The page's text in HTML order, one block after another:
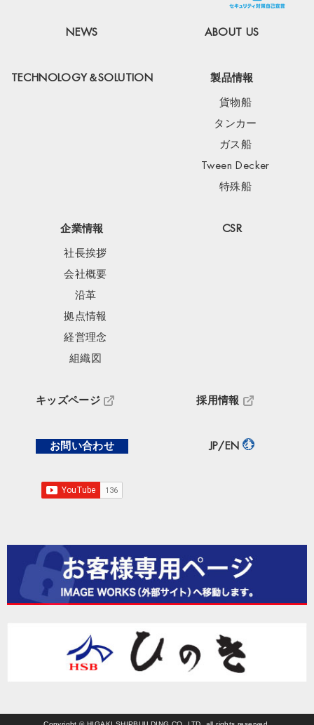
NEWS ABOUT US
TECHNOLOGY＆SOLUTION 製品情報
貨物船
タンカー
ガス船
Tween Decker
特殊船
企業情報
社長挨拶
会社概要
沿革
拠点情報
経営理念
組織図
CSR
キッズページ 採用情報
お問い合わせ JP/EN